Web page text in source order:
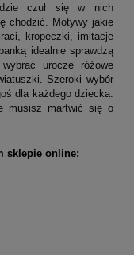
czuł się w nich
chodzić. Motywy jakie
kropeczki, imitacje
idealnie sprawdzą
urocze różowe
Szeroki wybór
dla każdego dziecka.
musisz martwić się o
sklepie online: